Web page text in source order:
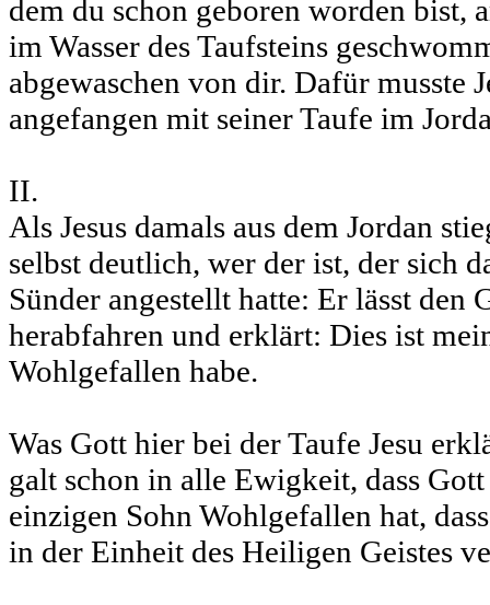
dem du schon geboren worden bist,
im Wasser des Taufsteins
abgewaschen von dir. Dafür musste
angefangen mit seiner Taufe im
II.
Als Jesus damals aus dem Jordan
selbst deutlich, wer der ist, der sich
Sünder angestellt hatte: Er lässt den
herabfahren und erklärt: Dies ist
Wohlgefallen habe.
Was Gott hier bei der Taufe Jesu
galt schon in alle Ewigkeit, dass
einzigen Sohn Wohlgefallen hat,
in der Einheit des Heiligen Geistes